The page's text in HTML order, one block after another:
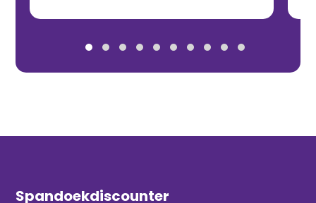
Spandoekdiscounter